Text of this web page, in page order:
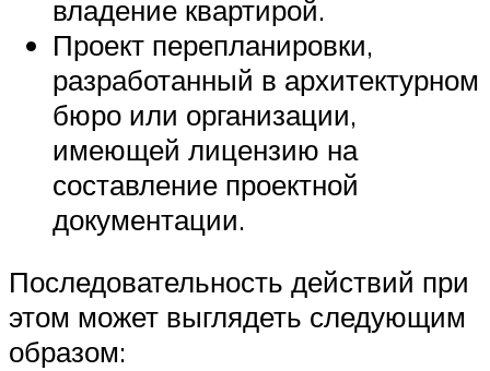
владение квартирой.
Проект перепланировки,
разработанный в архитектурном
бюро или организации,
имеющей лицензию на
составление проектной
документации.
Последовательность действий при
этом может выглядеть следующим
образом: